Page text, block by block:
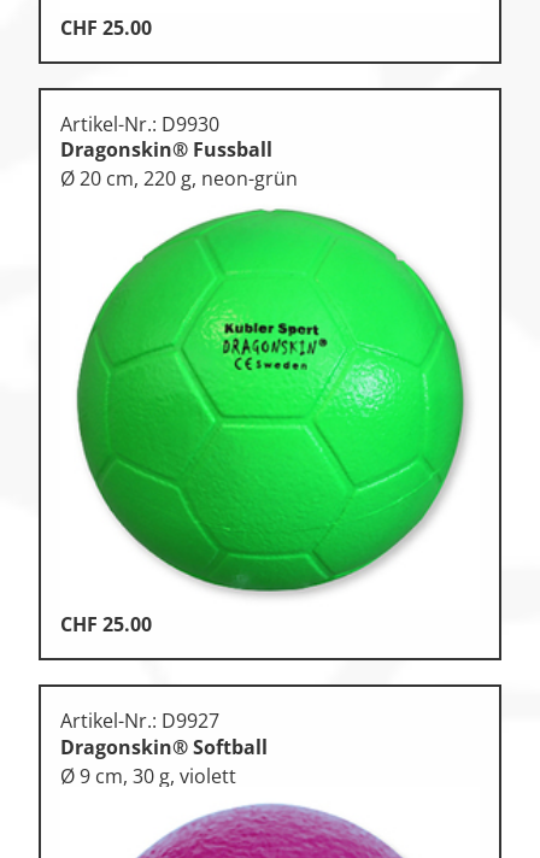
CHF 25.00
Artikel-Nr.: D9930
Dragonskin® Fussball
Ø 20 cm, 220 g, neon-grün
CHF 25.00
Artikel-Nr.: D9927
Dragonskin® Softball
Ø 9 cm, 30 g, violett